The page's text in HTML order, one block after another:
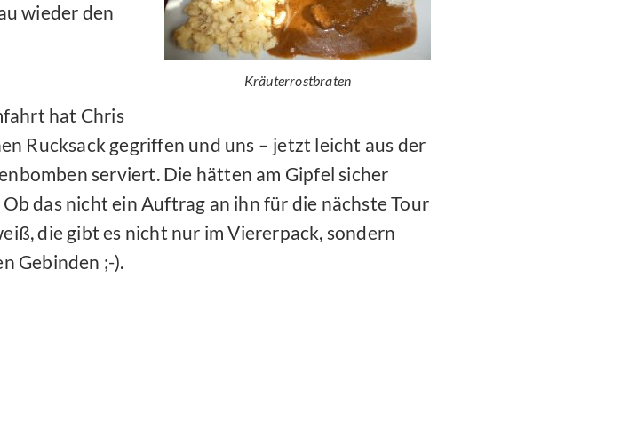
Kräuterrostbraten
wieder den
hat Chris
Rucksack gegriffen und uns – jetzt leicht aus der
serviert. Die hätten am Gipfel sicher
das nicht ein Auftrag an ihn für die nächste Tour
die gibt es nicht nur im Viererpack, sondern
Gebinden ;-).